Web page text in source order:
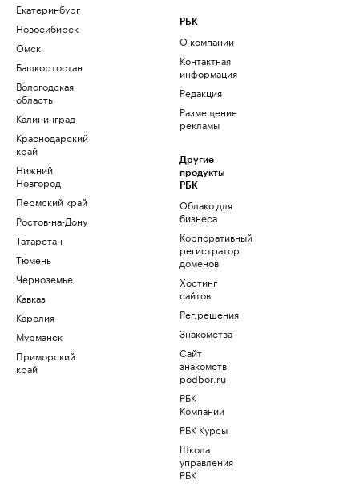
Екатеринбург
Новосибирск
Омск
Башкортостан
Вологодская
область
Калининград
Краснодарский
край
Нижний
Новгород
Пермский край
Ростов-на-Дону
Татарстан
Тюмень
Черноземье
Кавказ
Карелия
Мурманск
Приморский
край
РБК
О компании
Контактная
информация
Редакция
Размещение
рекламы
Другие
продукты
РБК
Облако для
бизнеса
Корпоративный
регистратор
доменов
Хостинг
сайтов
Рег.решения
Знакомства
Сайт
знакомств
podbor.ru
РБК
Компании
РБК Курсы
Школа
управления
РБК